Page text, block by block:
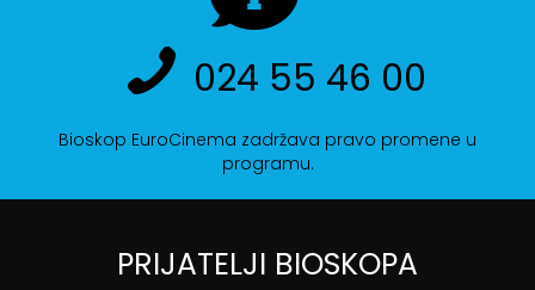
024 55 46 00
Bioskop EuroCinema zadržava pravo promene u
programu.
PRIJATELJI BIOSKOPA